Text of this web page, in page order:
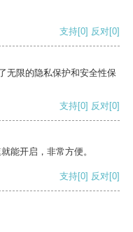
支持[0] 反对[0]
无限的隐私保护和安全性保
支持[0] 反对[0]
能开启，非常方便。
支持[0] 反对[0]